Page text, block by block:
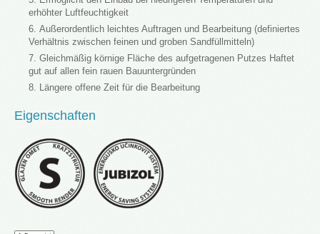
erhöhter Luftfeuchtigkeit
Außerordentlich leichtes Auftragen und Bearbeitung (definiertes
Verhältnis zwischen feinen und groben Sandfüllmitteln)
Gleichmäßig körnige Fläche des aufgetragenen Putzes Haftet
gut auf allen fein rauen Bauuntergründen
Längere offene Zeit für die Bearbeitung
Eigenschaften